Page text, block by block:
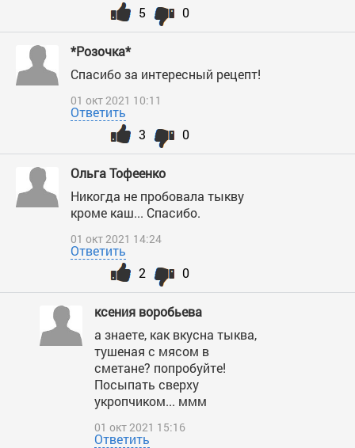
0
5
*Розочка*
Спасибо за интересный рецепт!
01 окт 2021 10:11
Ответить
0
3
Ольга Тофеенко
Никогда не пробовала тыкву
кроме каш... Спасибо.
01 окт 2021 14:24
Ответить
0
2
ксения воробьева
а знаете, как вкусна тыква,
тушеная с мясом в
сметане? попробуйте!
Посыпать сверху
укропчиком... ммм
01 окт 2021 15:16
Ответить